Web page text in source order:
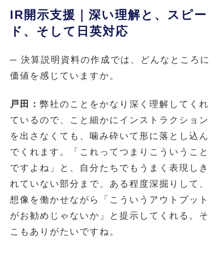
IR 開示支援｜深い理解と、スピー
ド、そして日英対応
─ 決算説明資料の作成では、どんなところに
価値を感じていますか。
戸田： 弊社のことをかなり深く理解してくれ
ているので、こと細かにインストラクション
を出さなくても、噛み砕いて形に落とし込ん
でくれます。「これってつまりこういうこと
ですよね」と、自分たちでもうまく表現しき
れていない部分まで、ある程度深掘りして、
想像を働かせながら「こういうアウトプット
がお勧めじゃないか」と提示してくれる。そ
こもありがたいですね。